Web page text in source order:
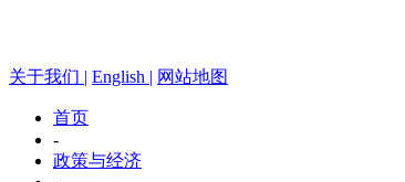
关于我们 | English | 网站地图
首页
-
政策与经济